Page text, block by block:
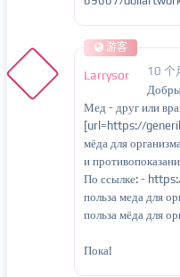
游客
Larrysor
10 个
Мед - друг или
[url=https://
мёда для
и
По ссылке: -
польза меда для
польза мёда для
Пока!